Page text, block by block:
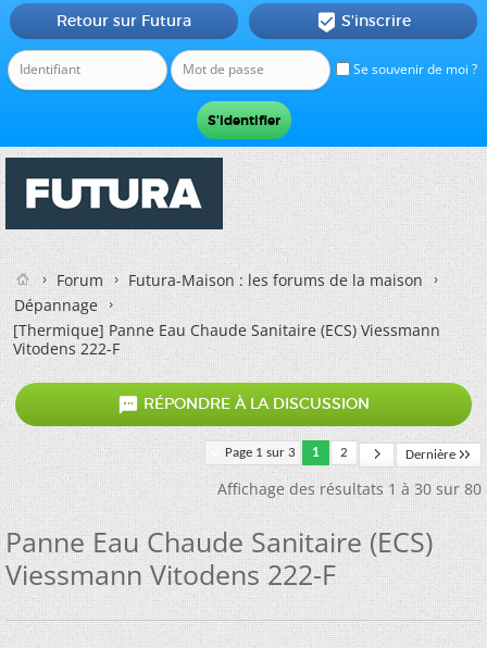
Se souvenir de moi ?
Retour sur Futura  S'inscrire
Forum
Futura-Maison : les forums de la maison
Dépannage
[Thermique]Panne Eau Chaude Sanitaire (ECS) Viessmann
Vitodens 222-F
 RÉPONDRE À LA DISCUSSION
Page 1 sur 3 1 2 Dernière
Affichage des résultats 1 à 30 sur 80
Panne Eau Chaude Sanitaire (ECS)
Viessmann Vitodens 222-F